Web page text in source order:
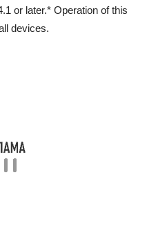
or later.* Operation of this
devices.